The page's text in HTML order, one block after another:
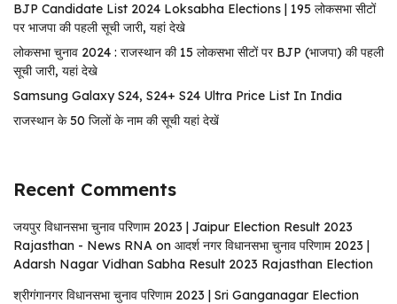
BJP Candidate List 2024 Loksabha Elections | 195 लोकसभा सीटों
पर भाजपा की पहली सूची जारी, यहां देखे
लोकसभा चुनाव 2024 : राजस्थान की 15 लोकसभा सीटों पर BJP (भाजपा) की पहली
सूची जारी, यहां देखे
Samsung Galaxy S24, S24+ S24 Ultra Price List In India
राजस्थान के 50 जिलों के नाम की सूची यहां देखें
Recent Comments
जयपुर विधानसभा चुनाव परिणाम 2023 | Jaipur Election Result 2023
Rajasthan - News RNA on आदर्श नगर विधानसभा चुनाव परिणाम 2023 |
Adarsh ​​Nagar Vidhan Sabha Result 2023 Rajasthan Election
श्रीगंगानगर विधानसभा चुनाव परिणाम 2023 | Sri Ganganagar Election